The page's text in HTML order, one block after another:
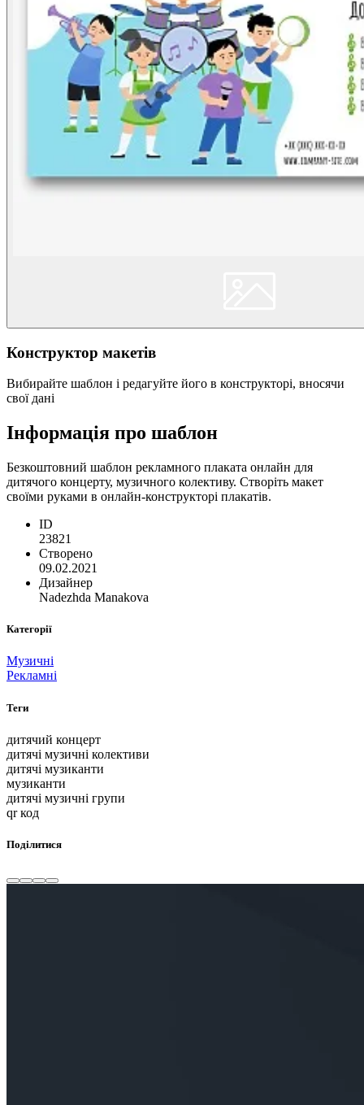
Конструктор макетів
Вибирайте шаблон і редагуйте його в конструкторі, вносячи
свої дані
Інформація про шаблон
Безкоштовний шаблон рекламного плаката онлайн для
дитячого концерту, музичного колективу. Створіть макет
своїми руками в онлайн-конструкторі плакатів.
ID
23821
Створено
09.02.2021
Дизайнер
Nadezhda Manakova
Категорії
Музичні
Рекламні
Теги
дитячий концерт
дитячі музичні колективи
дитячі музиканти
музиканти
дитячі музичні групи
qr код
Поділитися